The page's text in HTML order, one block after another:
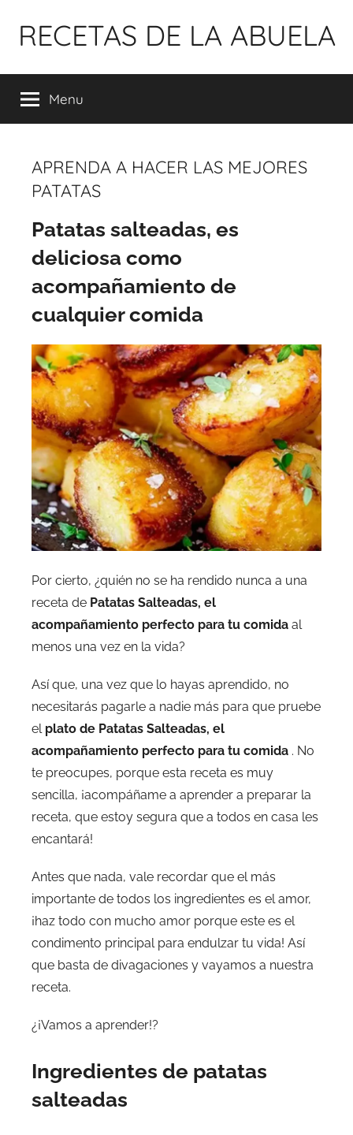
para
conteúdo
RECETAS DE LA ABUELA
Menu
APRENDA A HACER LAS MEJORES
PATATAS
Patatas salteadas, es
deliciosa como
acompañamiento de
cualquier comida
Por cierto, ¿quién no se ha rendido nunca a una
receta de Patatas Salteadas, el
acompañamiento perfecto para tu comida al
menos una vez en la vida?
Así que, una vez que lo hayas aprendido, no
necesitarás pagarle a nadie más para que pruebe
el plato de Patatas Salteadas, el
acompañamiento perfecto para tu comida . No
te preocupes, porque esta receta es muy
sencilla, ¡acompáñame a aprender a preparar la
receta, que estoy segura que a todos en casa les
encantará!
Antes que nada, vale recordar que el más
importante de todos los ingredientes es el amor,
¡haz todo con mucho amor porque este es el
condimento principal para endulzar tu vida! Así
que basta de divagaciones y vayamos a nuestra
receta.
¿¡Vamos a aprender!?
Ingredientes de patatas
salteadas